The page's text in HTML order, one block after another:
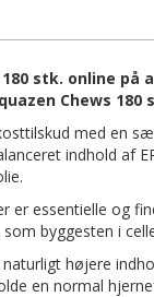
180 stk. online
Chews 180
med en
indhold af
er essentielle og
byggesten i
højere
en normal